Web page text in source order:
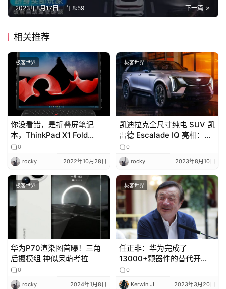
下一篇
2023年8月17日 上午8:59
相关推荐
极客世界
你没看错，是折叠屏笔记
本，ThinkPad X1 Fold
2022果然不一样
0
rocky 2022年10月28日
极客世界
凯迪拉克全尺寸纯电 SUV 凯
雷德 Escalade IQ 亮相：基
于 800V 架构，续航超 720
公里
0
rocky 2023年8月10日
极客世界
华为P70渲染图首曝！三角
后摄模组 神似呆萌考拉
0
rocky 2024年1月8日
极客世界
任正非：华为完成了
13000+颗器件的替代开
发，将推出自己的管理系统
MetaERP
0
Kerwin JI 2023年3月20日